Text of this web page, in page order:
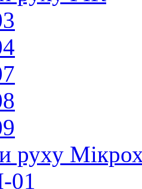
руху
01